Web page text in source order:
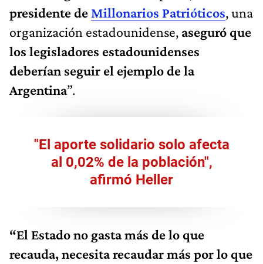
presidente de Millonarios Patrióticos, una
organización estadounidense, aseguró que
los legisladores estadounidenses
deberían seguir el ejemplo de la
Argentina”.
"El aporte solidario solo afecta
al 0,02% de la población",
afirmó Heller
“El Estado no gasta más de lo que
recauda, necesita recaudar más por lo que